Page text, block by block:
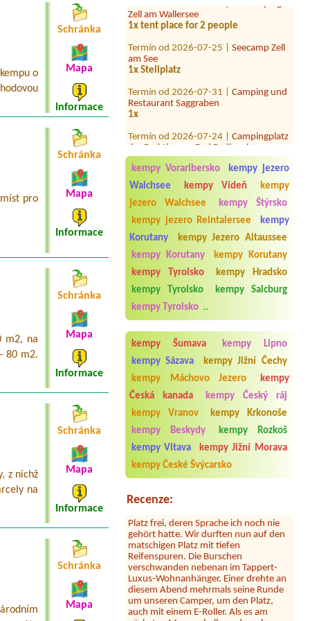
1x tent place for 2 people
am See
1x Stellplatz
Restaurant Saggraben
1x
der Parktherme Bad Radkersburg
Termín od 2026-08-22 |Camping
Mexico am Bodensee
1 Stellplatz für Wohwagen ca 7 m
Deichsellänge
Termín od 2026-07-30 |
Wolfgangsee Birkenstrand
2 Personen Caravan
Termín od 2026-08-12 |Camping
Viktoria
2 adults + 2 children (8 and 11 years
old)4
Camping Wolfgangsee Lindenstrand
1x zelt2x erwachsene und 1x kind 17
jahre alt, hund, (strom)
kempy Vorarlbersko
kempy jezero
Walchsee
kempy Vídeň
kempy
jezero Walchsee
kempy Štýrsko
kempy jezero Reintalersee
kempy
Korutany
kempy Jezero Altaussee
kempy Korutany
kempy Korutany
kempy Tyrolsko
kempy Hradsko
kempy Tyrolsko
kempy Salcburg
kempy Tyrolsko ..
kempy Šumava
kempy Lipno
kempy Sázava
kempy Jižní Čechy
kempy Máchovo Jezero
kempy
Česká kanada
kempy Český ráj
kempy Vranov
kempy Krkonoše
kempy Beskydy
kempy Rozkoš
kempy Vltava
kempy Jižní Morava
kempy České Švýcarsko
Recenze:
Sylvia Vodel***
Die Bilder mit dem See täuschen. Der
See liegt ein Stück entfernt. Dafür ist
das Camping nah an der Autobahn.
Der Hammer kommt jetzt: dort hauste
ein Clan! Der uns zugewiesene Platz
war mit 2 Kleinbussen zugestellt. Erst
nach Bitten der Platzbetreiberin
machten zwei männliche Gäste den
gehört hatte. Wir durften nun auf den
matschigen Platz mit tiefen
Reifenspuren. Die Burschen
verschwanden nebenan im Tappert-
Luxus-Wohnanhänger. Einer drehte an
diesem Abend mehrmals seine Runde
um unseren Camper, um den Platz,
auch mit einem E-Roller. Als es am
nächsten Morgen hell wurde, sahen
o
Schránka
Mapa
Informace
pro
Schránka
Mapa
Informace
m2, na
80 m2.
Schránka
Mapa
Informace
z nichž
na
Schránka
Mapa
Informace
Schránka
Mapa